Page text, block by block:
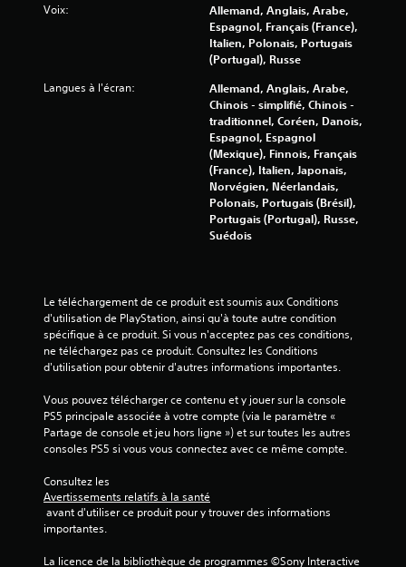
Voix:
Allemand, Anglais, Arabe,
Espagnol, Français (France),
Italien, Polonais, Portugais
(Portugal), Russe
Langues à l'écran:
Allemand, Anglais, Arabe,
Chinois - simplifié, Chinois -
traditionnel, Coréen, Danois,
Espagnol, Espagnol
(Mexique), Finnois, Français
(France), Italien, Japonais,
Norvégien, Néerlandais,
Polonais, Portugais (Brésil),
Portugais (Portugal), Russe,
Suédois
Le téléchargement de ce produit est soumis aux Conditions
d'utilisation de PlayStation, ainsi qu'à toute autre condition
spécifique à ce produit. Si vous n'acceptez pas ces conditions,
ne téléchargez pas ce produit. Consultez les Conditions
d'utilisation pour obtenir d'autres informations importantes.
Vous pouvez télécharger ce contenu et y jouer sur la console
PS5 principale associée à votre compte (via le paramètre «
Partage de console et jeu hors ligne ») et sur toutes les autres
consoles PS5 si vous vous connectez avec ce même compte.
Consultez les
Avertissements relatifs à la santé
importantes.
La licence de la bibliothèque de programmes ©Sony Interactive